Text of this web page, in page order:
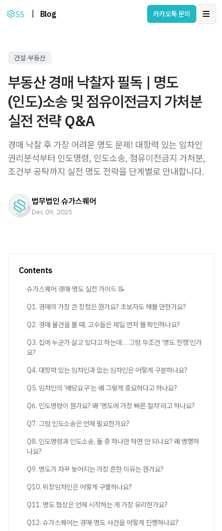
Blog 카카오톡 문의
건설·부동산
부동산 경매 낙찰자 필독 | 명도
(인도)소송 및 점유이전금지 가처분
실전 전략 Q&A
경매 낙찰 후 가장 어려운 명도 문제! 대항력 있는 임차인
권리분석부터 인도명령, 인도소송, 점유이전금지 가처분,
조건부 공탁까지 실전 명도 전략을 단계별로 안내합니다.
법무법인 슈가스퀘어
Dec 09, 2025
Contents
슈가스퀘어 경매·명도 실전 가이드 📝
Q1. 경매의 가장 큰 장점은 뭔가요? 초보자도 해볼 만한가요?
Q2. 경매 물건을 볼 때, 고수들은 제일 먼저 뭘 확인하나요?
Q3. 집에 누군가 살고 있다고 하는데… 그럼 무조건 ‘명도 전쟁’인가
요?
Q4. 대항력 있는 임차인과 없는 임차인은 어떻게 구분하나요?
Q5. 임차인의 ‘배당요구’는 왜 그렇게 중요하다고 하나요?
Q6. 인도명령이 뭔가요? 왜 ‘명도에 가장 빠른 절차’라고 하나요?
Q7. 그럼 인도소송은 언제 필요한가요?
Q8. 인도명령과 인도소송, 둘 중 하나만 하면 안 되나요? 왜 병행하
나요?
Q9. 명도가 자꾸 늦어지는 가장 흔한 이유는 뭔가요?
Q10. 위장임차인은 어떻게 구별하나요?
Q11. 명도 협상은 언제 시작하는 게 가장 유리한가요?
Q12. 슈가스퀘어는 경매·명도 사건을 어떻게 진행하나요?